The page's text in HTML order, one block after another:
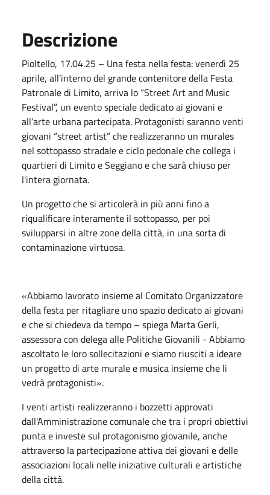
Descrizione
Pioltello, 17.04.25 – Una festa nella festa: venerdì 25
aprile, all’interno del grande contenitore della Festa
Patronale di Limito, arriva lo “Street Art and Music
Festival”, un evento speciale dedicato ai giovani e
all’arte urbana partecipata. Protagonisti saranno venti
giovani “street artist” che realizzeranno un murales
nel sottopasso stradale e ciclo pedonale che collega i
quartieri di Limito e Seggiano e che sarà chiuso per
l'intera giornata.
Un progetto che si articolerà in più anni fino a
riqualificare interamente il sottopasso, per poi
svilupparsi in altre zone della città, in una sorta di
contaminazione virtuosa.
«Abbiamo lavorato insieme al Comitato Organizzatore
della festa per ritagliare uno spazio dedicato ai giovani
e che si chiedeva da tempo – spiega Marta Gerli,
assessora con delega alle Politiche Giovanili - Abbiamo
ascoltato le loro sollecitazioni e siamo riusciti a ideare
un progetto di arte murale e musica insieme che li
vedrà protagonisti».
I venti artisti realizzeranno i bozzetti approvati
dall'Amministrazione comunale che tra i propri obiettivi
punta e investe sul protagonismo giovanile, anche
attraverso la partecipazione attiva dei giovani e delle
associazioni locali nelle iniziative culturali e artistiche
della città.